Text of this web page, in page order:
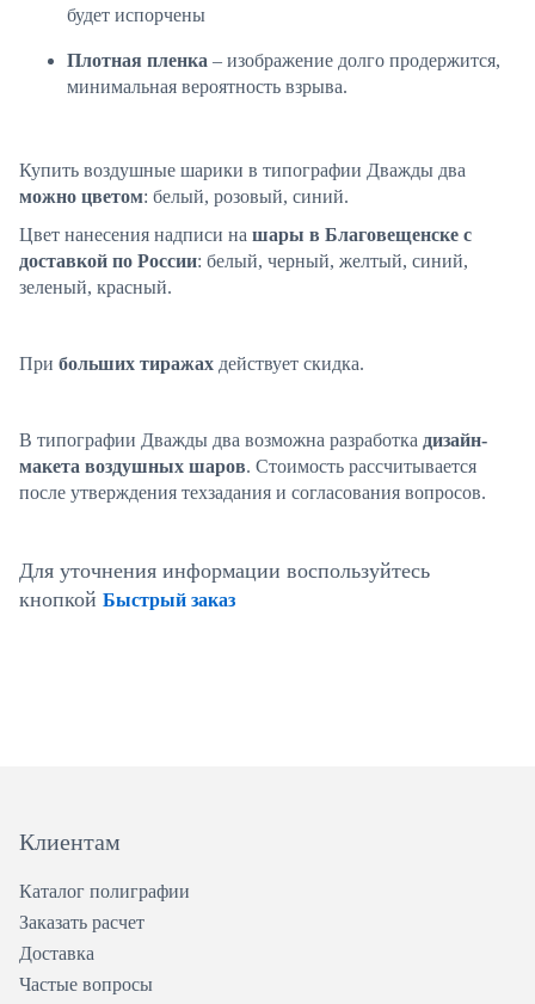
будет испорчены
Плотная пленка – изображение долго продержится,
минимальная вероятность взрыва.
Купить воздушные шарики в типографии Дважды два
можно цветом: белый, розовый, синий.
Цвет нанесения надписи на шары в Благовещенске с
доставкой по России: белый, черный, желтый, синий,
зеленый, красный.
При больших тиражах действует скидка.
В типографии Дважды два возможна разработка дизайн-
макета воздушных шаров. Стоимость рассчитывается
после утверждения техзадания и согласования вопросов.
Для уточнения информации воспользуйтесь
кнопкой Быстрый заказ
Клиентам
Каталог полиграфии
Заказать расчет
Доставка
Частые вопросы